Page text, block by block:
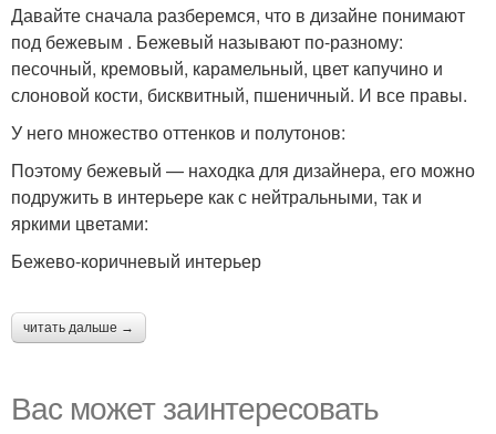
Давайте сначала разберемся, что в дизайне понимают
под бежевым . Бежевый называют по-разному:
песочный, кремовый, карамельный, цвет капучино и
слоновой кости, бисквитный, пшеничный. И все правы.
У него множество оттенков и полутонов:
Поэтому бежевый — находка для дизайнера, его можно
подружить в интерьере как с нейтральными, так и
яркими цветами:
Бежево-коричневый интерьер
читать дальше →
Вас может заинтересовать